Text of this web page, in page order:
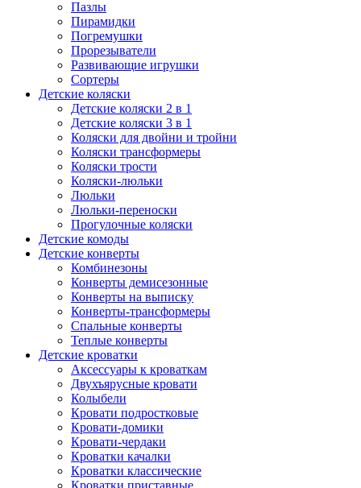
Пазлы
Пирамидки
Погремушки
Прорезыватели
Развивающие игрушки
Сортеры
Детские коляски
Детские коляски 2 в 1
Детские коляски 3 в 1
Коляски для двойни и тройни
Коляски трансформеры
Коляски трости
Коляски-люльки
Люльки
Люльки-переноски
Прогулочные коляски
Детские комоды
Детские конверты
Комбинезоны
Конверты демисезонные
Конверты на выписку
Конверты-трансформеры
Спальные конверты
Теплые конверты
Детские кроватки
Аксессуары к кроваткам
Двухъярусные кровати
Колыбели
Кровати подростковые
Кровати-домики
Кровати-чердаки
Кроватки качалки
Кроватки классические
Кроватки приставные